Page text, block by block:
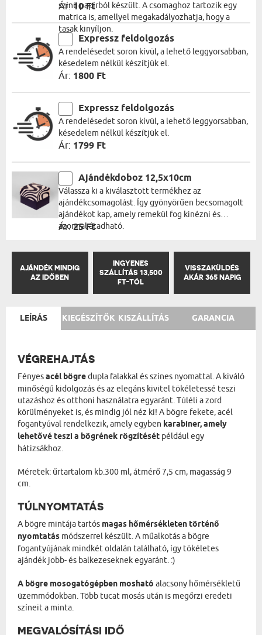
színű papírból készült. A csomaghoz tartozik egy
matrica is, amellyel megakadályozhatja, hogy a
tasak kinyíljon.
Ár:10 Ft
Expressz feldolgozás
A rendelésedet soron kívül, a lehető leggyorsabban,
késedelem nélkül készítjük el.
Ár: 1800 Ft
Expressz feldolgozás
A rendelésedet soron kívül, a lehető leggyorsabban,
késedelem nélkül készítjük el.
Ár: 1799 Ft
Ajándékdoboz 12,5x10cm
Válassza ki a kiválasztott termékhez az
ajándékcsomagolást. Így gyönyörűen becsomagolt
ajándékot kap, amely remekül fog kinézni és
azonnal átadható.
Ár:25 Ft
AJÁNDÉK MINDIG
AZ IDŐBEN
INGYENES
SZÁLLÍTÁS 13,500
FT-TÓL
VISSZAKÜLDÉS
AKÁR 365 NAPIG
LEÍRÁS KIEGÉSZÍTŐK KISZÁLLÍTÁS GARANCIA
VÉGREHAJTÁS
Fényesacél bögredupla falakkal és színes nyomattal. A kiváló
minőségű kidolgozás és az elegáns kivitel tökéletessé teszi
utazáshoz és otthoni használatra egyaránt. Túléli a zord
körülményeket is, és mindig jól néz ki! A bögre fekete, acél
fogantyúval rendelkezik, amely egyben karabiner, amely
lehetővé teszi a bögrének rögzítését például egy
hátizsákhoz.
Méretek: űrtartalom kb.300 ml, átmérő 7,5 cm, magasság 9
cm.
TÚLNYOMTATÁS
A bögre mintája tartós magas hőmérsékleten történő
nyomtatás módszerrel készült. A műalkotás a bögre
fogantyújának mindkét oldalán található, így tökéletes
ajándék jobb- és balkezeseknek egyaránt. :)
A bögre mosogatógépben mosható alacsony hőmérsékletű
üzemmódokban. Több tucat mosás után is megőrzi eredeti
színeit a minta.
MEGVALÓSÍTÁSI IDŐ